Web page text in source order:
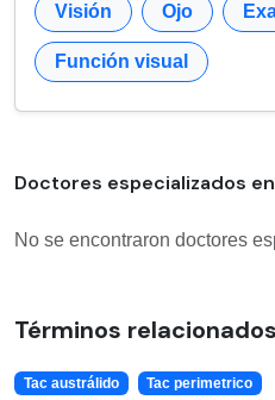
Visión Ojo
Función visual
Doctores especializados
No se encontraron doctores
Términos relacionados
Tac austrálido Tac perimetrico